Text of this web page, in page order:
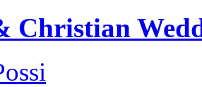
Christian